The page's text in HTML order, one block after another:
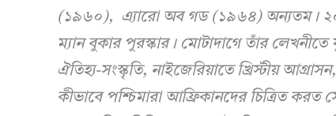
(১৯৬০), এ্যারো অব গড (১৯৬৪) অন্যতম।
ম্যান বুকার পুরস্কার। মোটাদাগে তাঁর
ঐতিহ্য-সংস্কৃতি, নাইজেরিয়াতে খ্রিস্টীয়
কীভাবে পশ্চিমারা আফ্রিকানদের চিত্রিত করত